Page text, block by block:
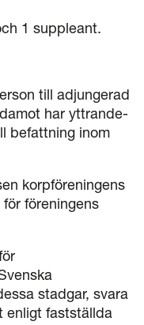
1 suppleant.
till adjungerad
har yttrande-
befattning inom
korpföreningens
föreningens
stadgar, svara
enligt fastställda